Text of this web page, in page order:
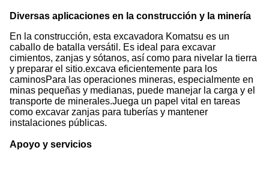
Diversas aplicaciones en la construcción y la minería
En la construcción, esta excavadora Komatsu es un
caballo de batalla versátil. Es ideal para excavar
cimientos, zanjas y sótanos, así como para nivelar la tierra
y preparar el sitio.excava eficientemente para los
caminosPara las operaciones mineras, especialmente en
minas pequeñas y medianas, puede manejar la carga y el
transporte de minerales.Juega un papel vital en tareas
como excavar zanjas para tuberías y mantener
instalaciones públicas.
Apoyo y servicios